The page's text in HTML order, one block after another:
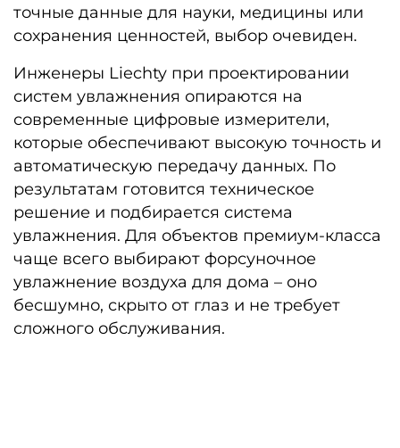
точные данные для науки, медицины или
сохранения ценностей, выбор очевиден.
Инженеры Liechty при проектировании
систем увлажнения опираются на
современные цифровые измерители,
которые обеспечивают высокую точность и
автоматическую передачу данных. По
результатам готовится техническое
решение и подбирается система
увлажнения. Для объектов премиум-класса
чаще всего выбирают форсуночное
увлажнение воздуха для дома – оно
бесшумно, скрыто от глаз и не требует
сложного обслуживания.